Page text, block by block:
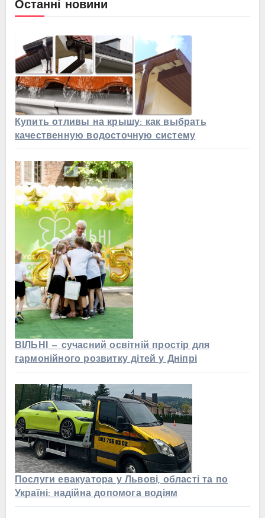
Останні новини
Купить отливы на крышу: как выбрать
качественную водосточную систему
ВІЛЬНІ — сучасний освітній простір для
гармонійного розвитку дітей у Дніпрі
Послуги евакуатора у Львові, області та по
Україні: надійна допомога водіям